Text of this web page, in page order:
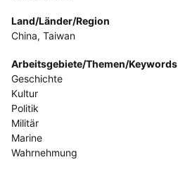
Land/Länder/Region
China, Taiwan
Arbeitsgebiete/Themen/Keywords
Geschichte
Kultur
Politik
Militär
Marine
Wahrnehmung